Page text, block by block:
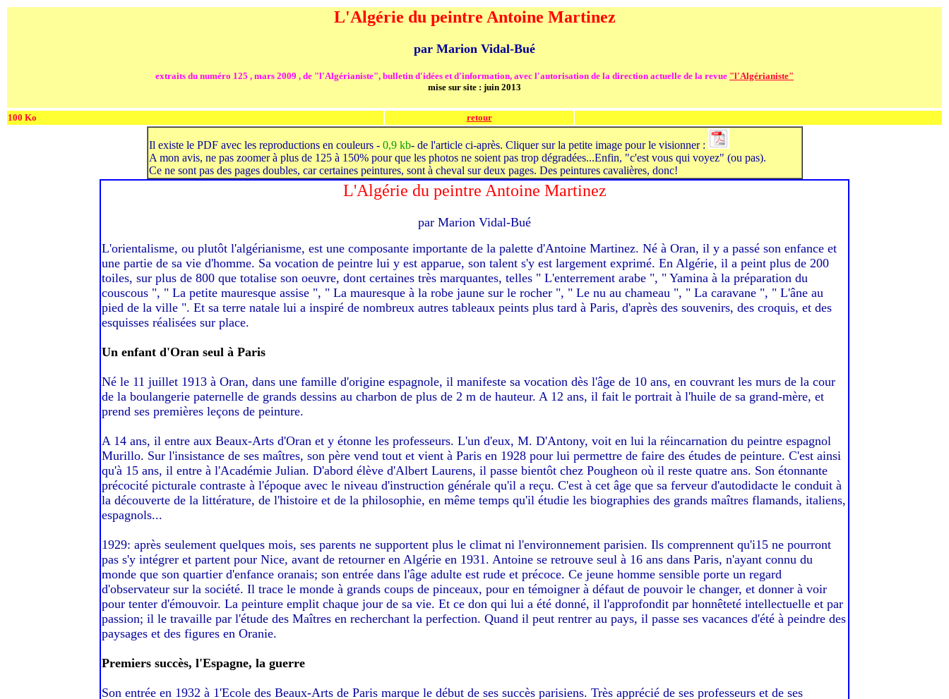
L'Algérie du peintre Antoine Martinez
par Marion Vidal-Bué
extraits du numéro 125 , mars 2009 , de "l'Algérianiste", bulletin d'idées et d'information, avec l'autorisation de la direction actuelle de la revue "l'Algérianiste"
mise sur site : juin 2013
100 Ko retour
Il existe le PDF avec les reproductions en couleurs - 0,9 kb- de l'article ci-après. Cliquer sur la petite image pour le visionner :
A mon avis, ne pas zoomer à plus de 125 à 150% pour que les photos ne soient pas trop dégradées...Enfin, "c'est vous qui voyez" (ou pas).
Ce ne sont pas des pages doubles, car certaines peintures, sont à cheval sur deux pages. Des peintures cavalières, donc!
L'Algérie du peintre Antoine Martinez
par Marion Vidal-Bué
L'orientalisme, ou plutôt l'algérianisme, est une composante importante de la palette d'Antoine Martinez. Né à Oran, il y a passé son enfance et
une partie de sa vie d'homme. Sa vocation de peintre lui y est apparue, son talent s'y est largement exprimé. En Algérie, il a peint plus de 200
toiles, sur plus de 800 que totalise son oeuvre, dont certaines très marquantes, telles " L'enterrement arabe ", " Yamina à la préparation du
couscous ", " La petite mauresque assise ", " La mauresque à la robe jaune sur le rocher ", " Le nu au chameau ", " La caravane ", " L'âne au
pied de la ville ". Et sa terre natale lui a inspiré de nombreux autres tableaux peints plus tard à Paris, d'après des souvenirs, des croquis, et des
esquisses réalisées sur place.
Un enfant d'Oran seul à Paris
Né le 11 juillet 1913 à Oran, dans une famille d'origine espagnole, il manifeste sa vocation dès l'âge de 10 ans, en couvrant les murs de la cour
de la boulangerie paternelle de grands dessins au charbon de plus de 2 m de hauteur. A 12 ans, il fait le portrait à l'huile de sa grand-mère, et
prend ses premières leçons de peinture.
A 14 ans, il entre aux Beaux-Arts d'Oran et y étonne les professeurs. L'un d'eux, M. D'Antony, voit en lui la réincarnation du peintre espagnol
Murillo. Sur l'insistance de ses maîtres, son père vend tout et vient à Paris en 1928 pour lui permettre de faire des études de peinture. C'est ainsi
qu'à 15 ans, il entre à l'Académie Julian. D'abord élève d'Albert Laurens, il passe bientôt chez Pougheon où il reste quatre ans. Son étonnante
précocité picturale contraste à l'époque avec le niveau d'instruction générale qu'il a reçu. C'est à cet âge que sa ferveur d'autodidacte le conduit à
la découverte de la littérature, de l'histoire et de la philosophie, en même temps qu'il étudie les biographies des grands maîtres flamands, italiens,
espagnols...
1929: après seulement quelques mois, ses parents ne supportent plus le climat ni l'environnement parisien. Ils comprennent qu'i15 ne pourront
pas s'y intégrer et partent pour Nice, avant de retourner en Algérie en 1931. Antoine se retrouve seul à 16 ans dans Paris, n'ayant connu du
monde que son quartier d'enfance oranais; son entrée dans l'âge adulte est rude et précoce. Ce jeune homme sensible porte un regard
d'observateur sur la société. Il trace le monde à grands coups de pinceaux, pour en témoigner à défaut de pouvoir le changer, et donner à voir
pour tenter d'émouvoir. La peinture emplit chaque jour de sa vie. Et ce don qui lui a été donné, il l'approfondit par honnêteté intellectuelle et par
passion; il le travaille par l'étude des Maîtres en recherchant la perfection. Quand il peut rentrer au pays, il passe ses vacances d'été à peindre des
paysages et des figures en Oranie.
Premiers succès, l'Espagne, la guerre
Son entrée en 1932 à 1'Ecole des Beaux-Arts de Paris marque le début de ses succès parisiens. Très apprécié de ses professeurs et de ses